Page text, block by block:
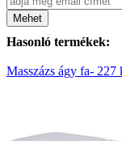
Mehet
Hasonló termékek:
Masszázs ágy fa- 227